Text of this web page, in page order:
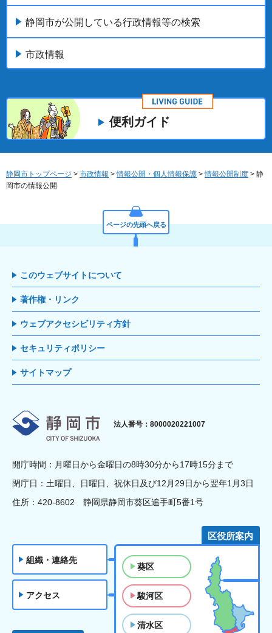
静岡市が公開している行政情報等の検索
市政情報
便利ガイド
静岡市トップページ > 市政情報 >情報公開・個人情報保護 >情報公開制度 > 静
岡市の情報公開
ページの先頭へ戻る
このウェブサイトについて
著作権・リンク
ウェブアクセシビリティ方針
セキュリティポリシー
サイトマップ
静岡市
法人番号：8000020221007
開庁時間：月曜日から金曜日の8時30分から17時15分まで
閉庁日：土曜日、日曜日、祝休日及び12月29日から翌年1月3日
住所：420-8602 静岡県静岡市葵区追手町5番1号
組織・連絡先
アクセス
区役所案内
葵区
駿河区
清水区